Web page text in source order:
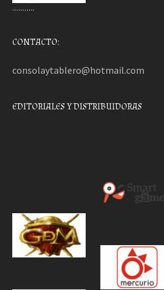
………..
CONTACTO:
consolaytablero@hotmail.com
EDITORIALES Y DISTRIBUIDORAS